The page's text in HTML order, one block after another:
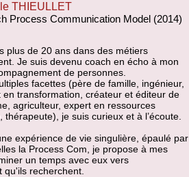
THIEULLET
Process Communication Model (2014)
plus de 20 ans dans des métiers
Je suis devenu coach en écho à mon
de personnes.
facettes (père de famille, ingénieur,
en transformation, créateur et éditeur de
agriculteur, expert en ressources
thérapeute), je suis curieux et à l’écoute.
expérience de vie singulière, épaulé par
la Process Com, je propose à mes
un temps avec eux vers
qu'ils recherchent.